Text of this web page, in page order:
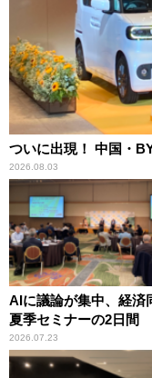
ついに出現！ 中国・
2026.08.03
AIに議論が集中、経済
夏季セミナーの2日間
2026.07.23